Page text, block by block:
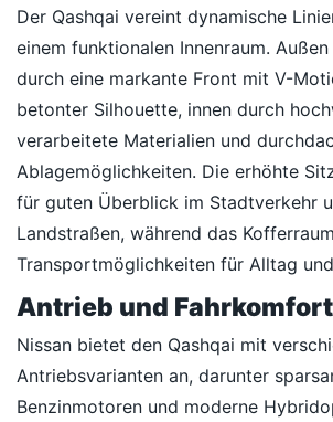
Der Qashqai vereint dynamische
einem funktionalen Innenraum.
durch eine markante Front mit V-
betonter Silhouette, innen durch
verarbeitete Materialien und
Ablagemöglichkeiten. Die erhöhte
für guten Überblick im Stadtverkehr
Landstraßen, während das
Transportmöglichkeiten für Alltag
Antrieb und Fahrkomfort
Nissan bietet den Qashqai mit
Antriebsvarianten an, darunter
Benzinmotoren und moderne